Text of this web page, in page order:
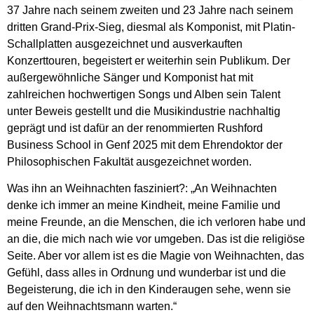
37 Jahre nach seinem zweiten und 23 Jahre nach seinem
dritten Grand-Prix-Sieg, diesmal als Komponist, mit Platin-
Schallplatten ausgezeichnet und ausverkauften
Konzerttouren, begeistert er weiterhin sein Publikum. Der
außergewöhnliche Sänger und Komponist hat mit
zahlreichen hochwertigen Songs und Alben sein Talent
unter Beweis gestellt und die Musikindustrie nachhaltig
geprägt und ist dafür an der renommierten Rushford
Business School in Genf 2025 mit dem Ehrendoktor der
Philosophischen Fakultät ausgezeichnet worden.
Was ihn an Weihnachten fasziniert?: „An Weihnachten
denke ich immer an meine Kindheit, meine Familie und
meine Freunde, an die Menschen, die ich verloren habe und
an die, die mich nach wie vor umgeben. Das ist die religiöse
Seite. Aber vor allem ist es die Magie von Weihnachten, das
Gefühl, dass alles in Ordnung und wunderbar ist und die
Begeisterung, die ich in den Kinderaugen sehe, wenn sie
auf den Weihnachtsmann warten.“